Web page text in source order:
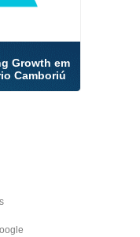
Growth em
Camboriú